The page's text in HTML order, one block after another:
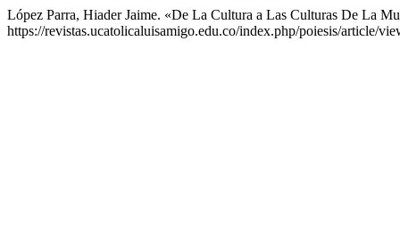
López Parra, Hiader Jaime. «De La Cultura a Las Culturas De La
https://revistas.ucatolicaluisamigo.edu.co/index.php/poiesis/article/